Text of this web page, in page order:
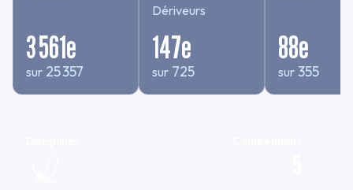
3 561e
sur 25 357
Dériveurs
147e
sur 725
88e
sur 355